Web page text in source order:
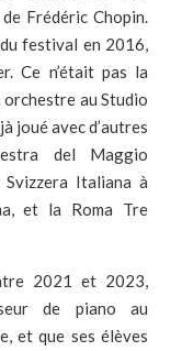
Frédéric Chopin.
festival en 2016,
Ce n’était pas la
orchestre au Studio
joué avec d’autres
del Maggio
Svizzera Italiana à
et la Roma Tre
2021 et 2023,
de piano au
et que ses élèves